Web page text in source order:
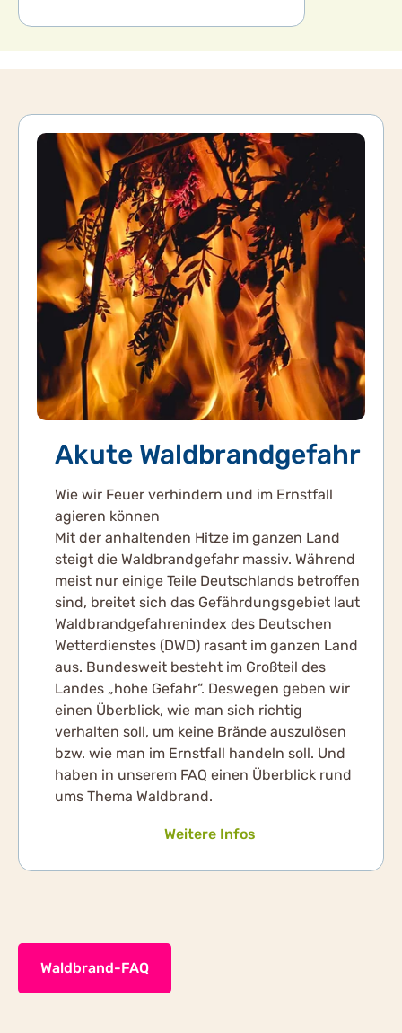
Akute Waldbrandgefahr
Wie wir Feuer verhindern und im Ernstfall
agieren können
Mit der anhaltenden Hitze im ganzen Land
steigt die Waldbrandgefahr massiv. Während
meist nur einige Teile Deutschlands betroffen
sind, breitet sich das Gefährdungsgebiet laut
Waldbrandgefahrenindex des Deutschen
Wetterdienstes (DWD) rasant im ganzen Land
aus. Bundesweit besteht im Großteil des
Landes „hohe Gefahr“. Deswegen geben wir
einen Überblick, wie man sich richtig
verhalten soll, um keine Brände auszulösen
bzw. wie man im Ernstfall handeln soll. Und
haben in unserem FAQ einen Überblick rund
ums Thema Waldbrand.
Weitere Infos
Waldbrand-FAQ